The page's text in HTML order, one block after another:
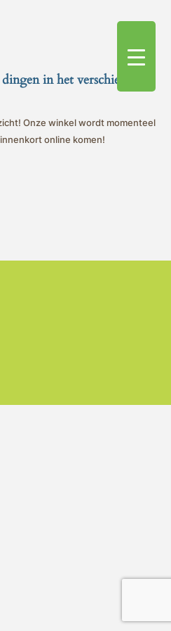
in het verschiet
Onze winkel wordt momenteel
online komen!